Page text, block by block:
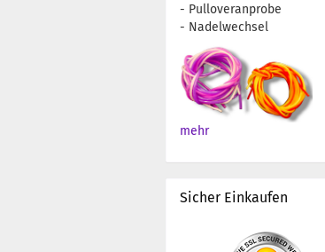
- Pulloveranprobe
- Nadelwechsel
mehr
Sicher Einkaufen